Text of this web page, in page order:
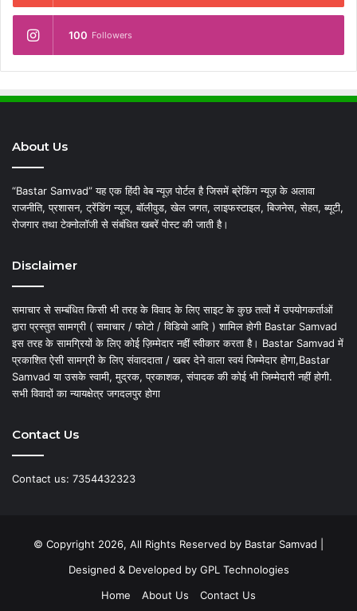
100 Followers
About Us
“Bastar Samvad” यह एक हिंदी वेब न्यूज़ पोर्टल है जिसमें ब्रेकिंग न्यूज़ के अलावा
राजनीति, प्रशासन, ट्रेंडिंग न्यूज, बॉलीवुड, खेल जगत, लाइफस्टाइल, बिजनेस, सेहत, ब्यूटी,
रोजगार तथा टेक्नोलॉजी से संबंधित खबरें पोस्ट की जाती है।
Disclaimer
समाचार से सम्बंधित किसी भी तरह के विवाद के लिए साइट के कुछ तत्वों में उपयोगकर्ताओं
द्वारा प्रस्तुत सामग्री ( समाचार / फोटो / विडियो आदि ) शामिल होगी Bastar Samvad
इस तरह के सामग्रियों के लिए कोई ज़िम्मेदार नहीं स्वीकार करता है। Bastar Samvad में
प्रकाशित ऐसी सामग्री के लिए संवाददाता / खबर देने वाला स्वयं जिम्मेदार होगा,Bastar
Samvad या उसके स्वामी, मुद्रक, प्रकाशक, संपादक की कोई भी जिम्मेदारी नहीं होगी.
सभी विवादों का न्यायक्षेत्र जगदलपुर होगा
Contact Us
Contact us: 7354432323
© Copyright 2026, All Rights Reserved by Bastar Samvad |
Designed & Developed by GPL Technologies
Home
About Us Contact Us